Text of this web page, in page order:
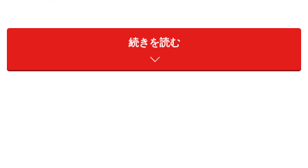
買う側は安く買いたい、売る側は高く売れたら？です
が、一番はお互いが、気持よく安心して取引できる前提
続きを読む